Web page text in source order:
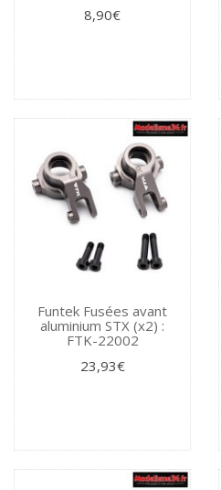
8,90€
Funtek Fusées avant
aluminium STX (x2) :
FTK-22002
23,93€